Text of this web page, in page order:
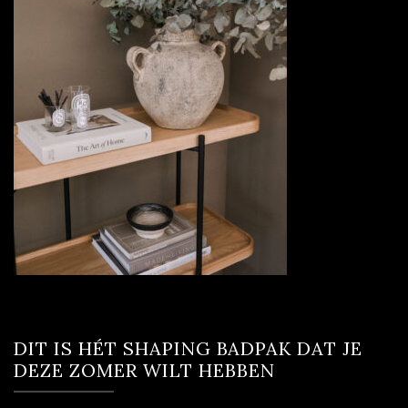
DIT IS HÉT SHAPING BADPAK DAT JE
DEZE ZOMER WILT HEBBEN